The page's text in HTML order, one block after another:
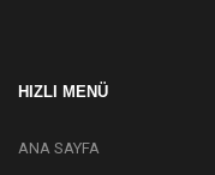
HIZLI MENÜ
ANA SAYFA